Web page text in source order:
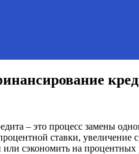
– это процесс замены
ставки, увеличение
сэкономить на процентных